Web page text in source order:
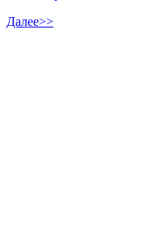
Далее>>